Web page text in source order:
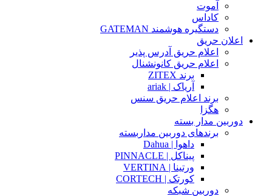
آموت
کاداس
دستگیره هوشمند GATEMAN
اعلان حریق
اعلام حریق آدرس پذیر
اعلام حریق کانونشنال
برند ZITEX
آریاک | ariak
برند اعلام حریق سنس
هگزا
دوربین مدار بسته
برندهای دوربین مداربسته
داهوا | Dahua
پیناکل | PINNACLE
ورتینا | VERTINA
کورتک | CORTECH
دوربین شبکه